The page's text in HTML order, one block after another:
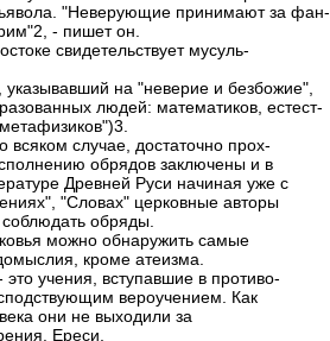
"Неверующие принимают за фан-
- пишет он.
свидетельствует мусуль-
на "неверие и безбожие",
людей: математиков, естест-
всяком случае, достаточно прох-
обрядов заключены и в
Древней Руси начиная уже с
"Словах" церковные авторы
обряды.
можно обнаружить самые
кроме атеизма.
учения, вступавшие в противо-
вероучением. Как
они не выходили за
Ереси,